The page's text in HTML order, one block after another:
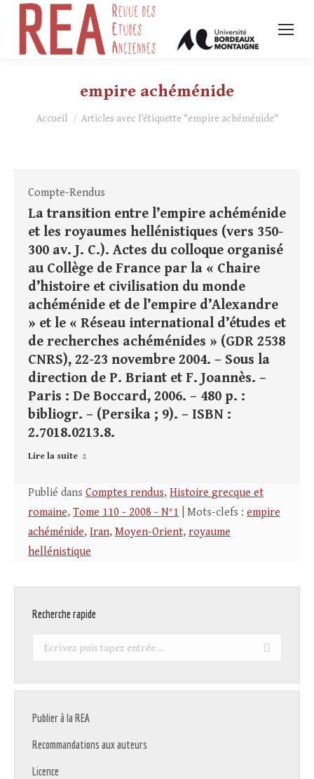
empire achéménide
Vous êtes ici :
Accueil Articles avec l’étiquette "empire achéménide"
Compte-Rendus
La transition entre l’empire achéménide
et les royaumes hellénistiques (vers 350-
300 av. J. C.). Actes du colloque organisé
au Collège de France par la « Chaire
d’histoire et civilisation du monde
achéménide et de l’empire d’Alexandre
» et le « Réseau international d’études et
de recherches achéménides » (GDR 2538
CNRS), 22-23 novembre 2004. – Sous la
direction de P. Briant et F. Joannès. –
Paris : De Boccard, 2006. – 480 p. :
bibliogr. – (Persika ; 9). – ISBN :
2.7018.0213.8.
Lire la suite
Publié dans Comptes rendus, Histoire grecque et
romaine, Tome 110 - 2008 - N°1 | Mots-clefs : empire
achéménide, Iran, Moyen-Orient, royaume
hellénistique
Recherche rapide
Recherche
Publier à la REA
Recommandations aux auteurs
Licence